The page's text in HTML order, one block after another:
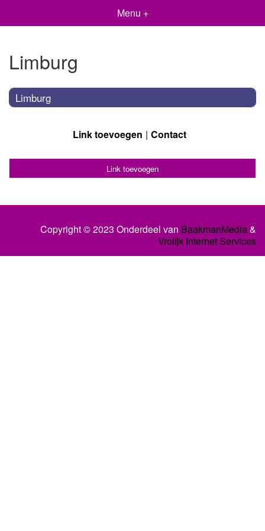
Menu +
Limburg
Limburg
Link toevoegen Contact
Link toevoegen
Copyright © 2023 Onderdeel van BaakmanMedia&
Vrolijk Internet Services